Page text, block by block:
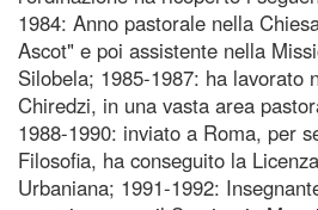
1984: Anno pastorale nella
Ascot" e poi assistente nella
Silobela; 1985-1987: ha lavorato
Chiredzi, in una vasta area
1988-1990: inviato a Roma, per
Filosofia, ha conseguito la
Urbaniana; 1991-1992: